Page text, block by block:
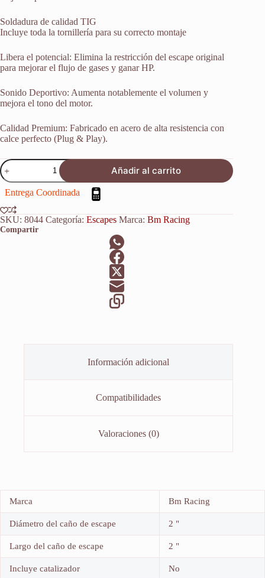
Soldadura de calidad TIG
Incluye toda la tornillería para su correcto montaje
Libera el potencial: Elimina la restricción del escape original
para mejorar el flujo de gases y ganar HP.
Sonido Deportivo: Aumenta notablemente el volumen y
mejora el tono del motor.
Calidad Premium: Fabricado en acero de alta resistencia con
calce perfecto (Plug & Play).
Anula
Catalizador
Escape
Inox
890
Adventure
2021-
Añadir al carrito
Entrega Coordinada
SKU: 8044 Categoría: Escapes Marca: Bm Racing
Compartir
Información adicional
Compatibilidades
Valoraciones (0)
Marca Bm Racing
Diámetro del caño de escape 2 "
Largo del caño de escape 2 "
Incluye catalizador No